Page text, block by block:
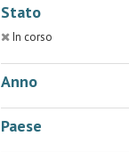
Stato
In corso
Anno
Paese